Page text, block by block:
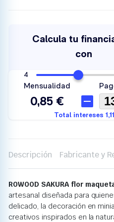
Descripción Fabricante y
ROWOOD SAKURA flor
artesanal diseñada para
delicado, la decoración en
creativos inspirados en la